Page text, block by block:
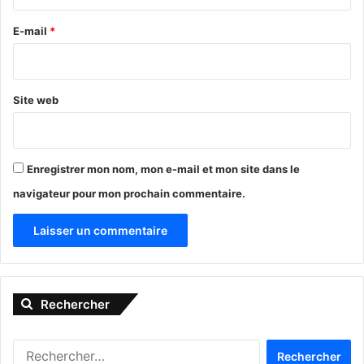
Michel Boussuge)
peut être dangereux… Michel s’est-il
déjà fait pécho ?!
e
E-mail *
Site web
Enregistrer mon nom, mon e-mail et mon site dans le
navigateur pour mon prochain commentaire.
Rechercher